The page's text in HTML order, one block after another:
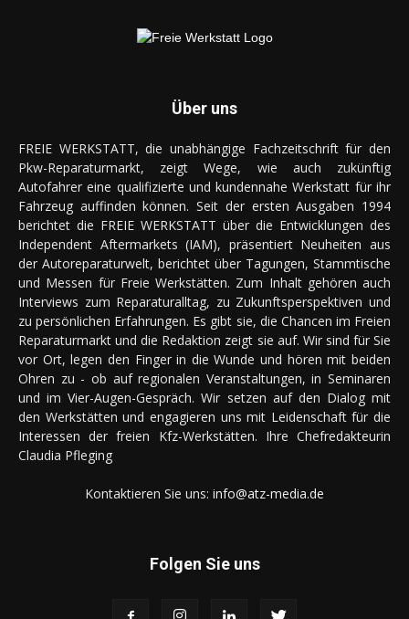
Über uns
FREIE WERKSTATT, die unabhängige Fachzeitschrift für den
Pkw-Reparaturmarkt, zeigt Wege, wie auch zukünftig
Autofahrer eine qualifizierte und kundennahe Werkstatt für ihr
Fahrzeug auffinden können. Seit der ersten Ausgaben 1994
berichtet die FREIE WERKSTATT über die Entwicklungen des
Independent Aftermarkets (IAM), präsentiert Neuheiten aus
der Autoreparaturwelt, berichtet über Tagungen, Stammtische
und Messen für Freie Werkstätten. Zum Inhalt gehören auch
Interviews zum Reparaturalltag, zu Zukunftsperspektiven und
zu persönlichen Erfahrungen. Es gibt sie, die Chancen im Freien
Reparaturmarkt und die Redaktion zeigt sie auf. Wir sind für Sie
vor Ort, legen den Finger in die Wunde und hören mit beiden
Ohren zu - ob auf regionalen Veranstaltungen, in Seminaren
und im Vier-Augen-Gespräch. Wir setzen auf den Dialog mit
den Werkstätten und engagieren uns mit Leidenschaft für die
Interessen der freien Kfz-Werkstätten. Ihre Chefredakteurin
Claudia Pfleging
Kontaktieren Sie uns: info@atz-media.de
Folgen Sie uns